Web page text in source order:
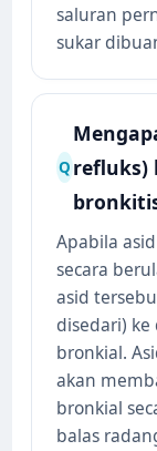
saluran
sukar
Qrefluks)
Apabila
secara
asid
disedari)
bronkial.
akan
bronkial
balas